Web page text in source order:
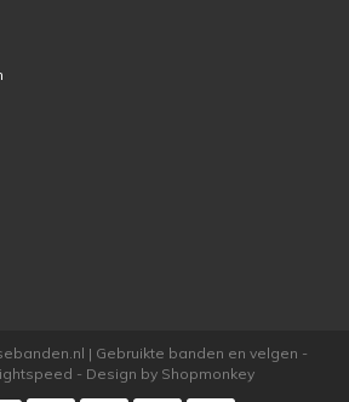
| Gebruikte banden en velgen -
- Design by Shopmonkey